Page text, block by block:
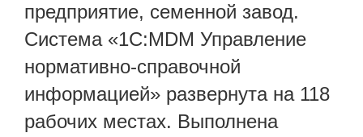
предприятие, семенной завод.
Система «1С:MDM Управление
нормативно-справочной
информацией» развернута на 118
рабочих местах. Выполнена